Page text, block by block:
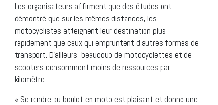
Les organisateurs affirment que des études ont
démontré que sur les mêmes distances, les
motocyclistes atteignent leur destination plus
rapidement que ceux qui empruntent d’autres formes de
transport. D’ailleurs, beaucoup de motocyclettes et de
scooters consomment moins de ressources par
kilomètre.
« Se rendre au boulot en moto est plaisant et donne une